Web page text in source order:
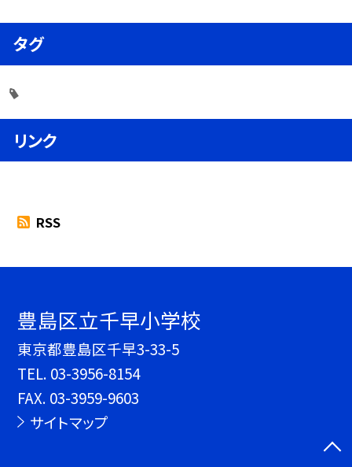
タグ
リンク
RSS
豊島区立千早小学校
東京都豊島区千早3-33-5
TEL. 03-3956-8154
FAX. 03-3959-9603
サイトマップ